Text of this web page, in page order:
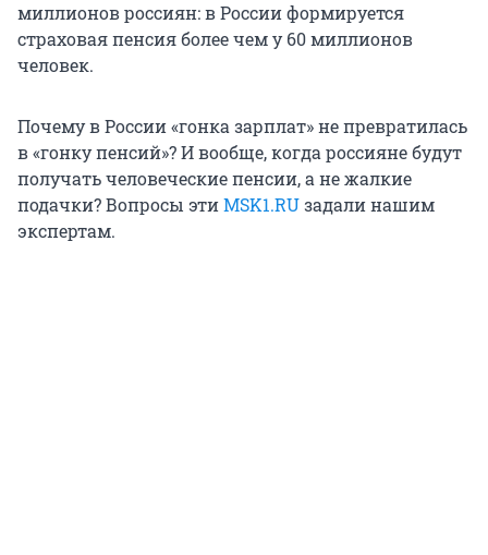
миллионов россиян: в России формируется
страховая пенсия более чем у 60 миллионов
человек.
Почему в России «гонка зарплат» не превратилась
в «гонку пенсий»? И вообще, когда россияне будут
получать человеческие пенсии, а не жалкие
подачки? Вопросы этиMSK1.RUзадали нашим
экспертам.